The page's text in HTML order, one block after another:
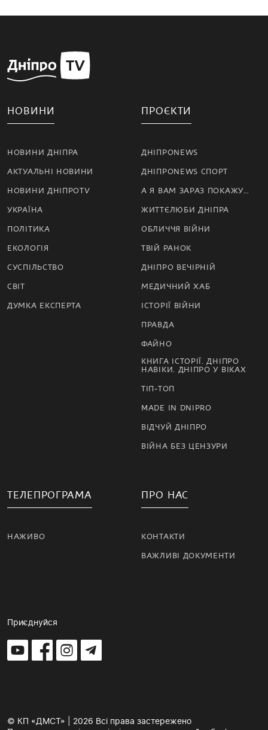
НОВИНИ
НОВИНИ ДНІПРА
АКТУАЛЬНІ НОВИНИ
НОВИНИ ДНІПРОTV
УКРАЇНА
ПОЛІТИКА
ЕКОЛОГІЯ
СУСПІЛЬСТВО
СВІТ
ДУМКА ЕКСПЕРТА
ПРОЄКТИ
ДНІПРОNEWS
ДНІПРОNEWS СПОРТ
А Я ВАМ ЗАРАЗ ПОКАЖУ…
ЖИТТЄЛЮБИ ДНІПРА
ОБЛИЧЧЯ ВІЙНИ
ТВІЙ РАНОК
ДНІПРО ВЕЧІРНІЙ
МЕДИЧНИЙ ХАБ
ІСТОРІЇ ВІЙНИ
ПРАВДА
ФАЙНО
КНИГА ІСТОРІЇ. ДНІПРО
НАВІКИ. ДНІПРО У ВІКАХ
ТІП-ТОП
MADE IN DNIPRO
ВІДЧУЙ ДНІПРО
ВІЙНА БЕЗ ЦЕНЗУРИ
ТЕЛЕПРОГРАМА
НАЖИВО
ПРО НАС
КОНТАКТИ
ВАЖЛИВІ ДОКУМЕНТИ
Приєднуйся
© КП «ДМСТ» | 2026 Всі права застережено